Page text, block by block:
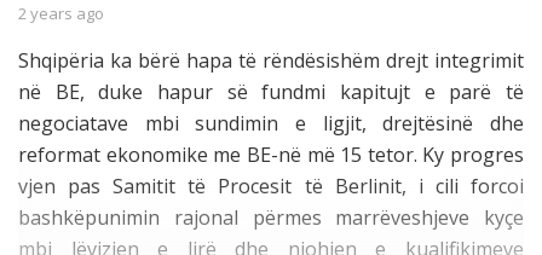
2 years ago
Shqipëria ka bërë hapa të rëndësishëm drejt integrimit
në BE, duke hapur së fundmi kapitujt e parë të
negociatave mbi sundimin e ligjit, drejtësinë dhe
reformat ekonomike me BE-në më 15 tetor. Ky progres
vjen pas Samitit të Procesit të Berlinit, i cili forcoi
bashkëpunimin rajonal përmes marrëveshjeve kyçe
mbi lëvizjen e lirë dhe njohjen e kualifikimeve